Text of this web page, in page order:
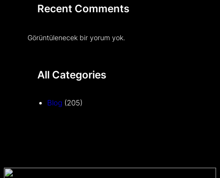
Recent Comments
Görüntülenecek bir yorum yok.
All Categories
Blog (205)